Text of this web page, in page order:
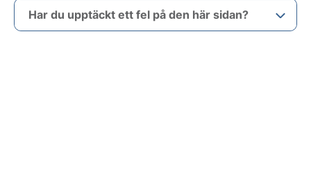
Har du upptäckt ett fel på den här sidan?